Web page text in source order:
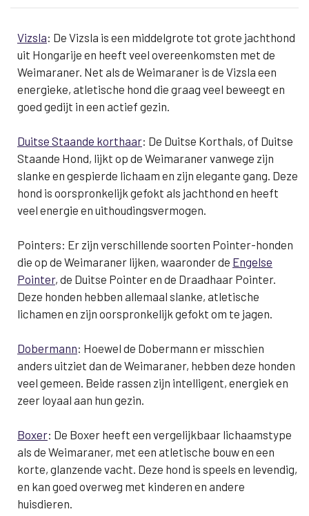
Vizsla: De Vizsla is een middelgrote tot grote jachthond
uit Hongarije en heeft veel overeenkomsten met de
Weimaraner. Net als de Weimaraner is de Vizsla een
energieke, atletische hond die graag veel beweegt en
goed gedijt in een actief gezin.
Duitse Staande korthaar: De Duitse Korthals, of Duitse
Staande Hond, lijkt op de Weimaraner vanwege zijn
slanke en gespierde lichaam en zijn elegante gang. Deze
hond is oorspronkelijk gefokt als jachthond en heeft
veel energie en uithoudingsvermogen.
Pointers: Er zijn verschillende soorten Pointer-honden
die op de Weimaraner lijken, waaronder de Engelse
Pointer, de Duitse Pointer en de Draadhaar Pointer.
Deze honden hebben allemaal slanke, atletische
lichamen en zijn oorspronkelijk gefokt om te jagen.
Dobermann: Hoewel de Dobermann er misschien
anders uitziet dan de Weimaraner, hebben deze honden
veel gemeen. Beide rassen zijn intelligent, energiek en
zeer loyaal aan hun gezin.
Boxer: De Boxer heeft een vergelijkbaar lichaamstype
als de Weimaraner, met een atletische bouw en een
korte, glanzende vacht. Deze hond is speels en levendig,
en kan goed overweg met kinderen en andere
huisdieren.